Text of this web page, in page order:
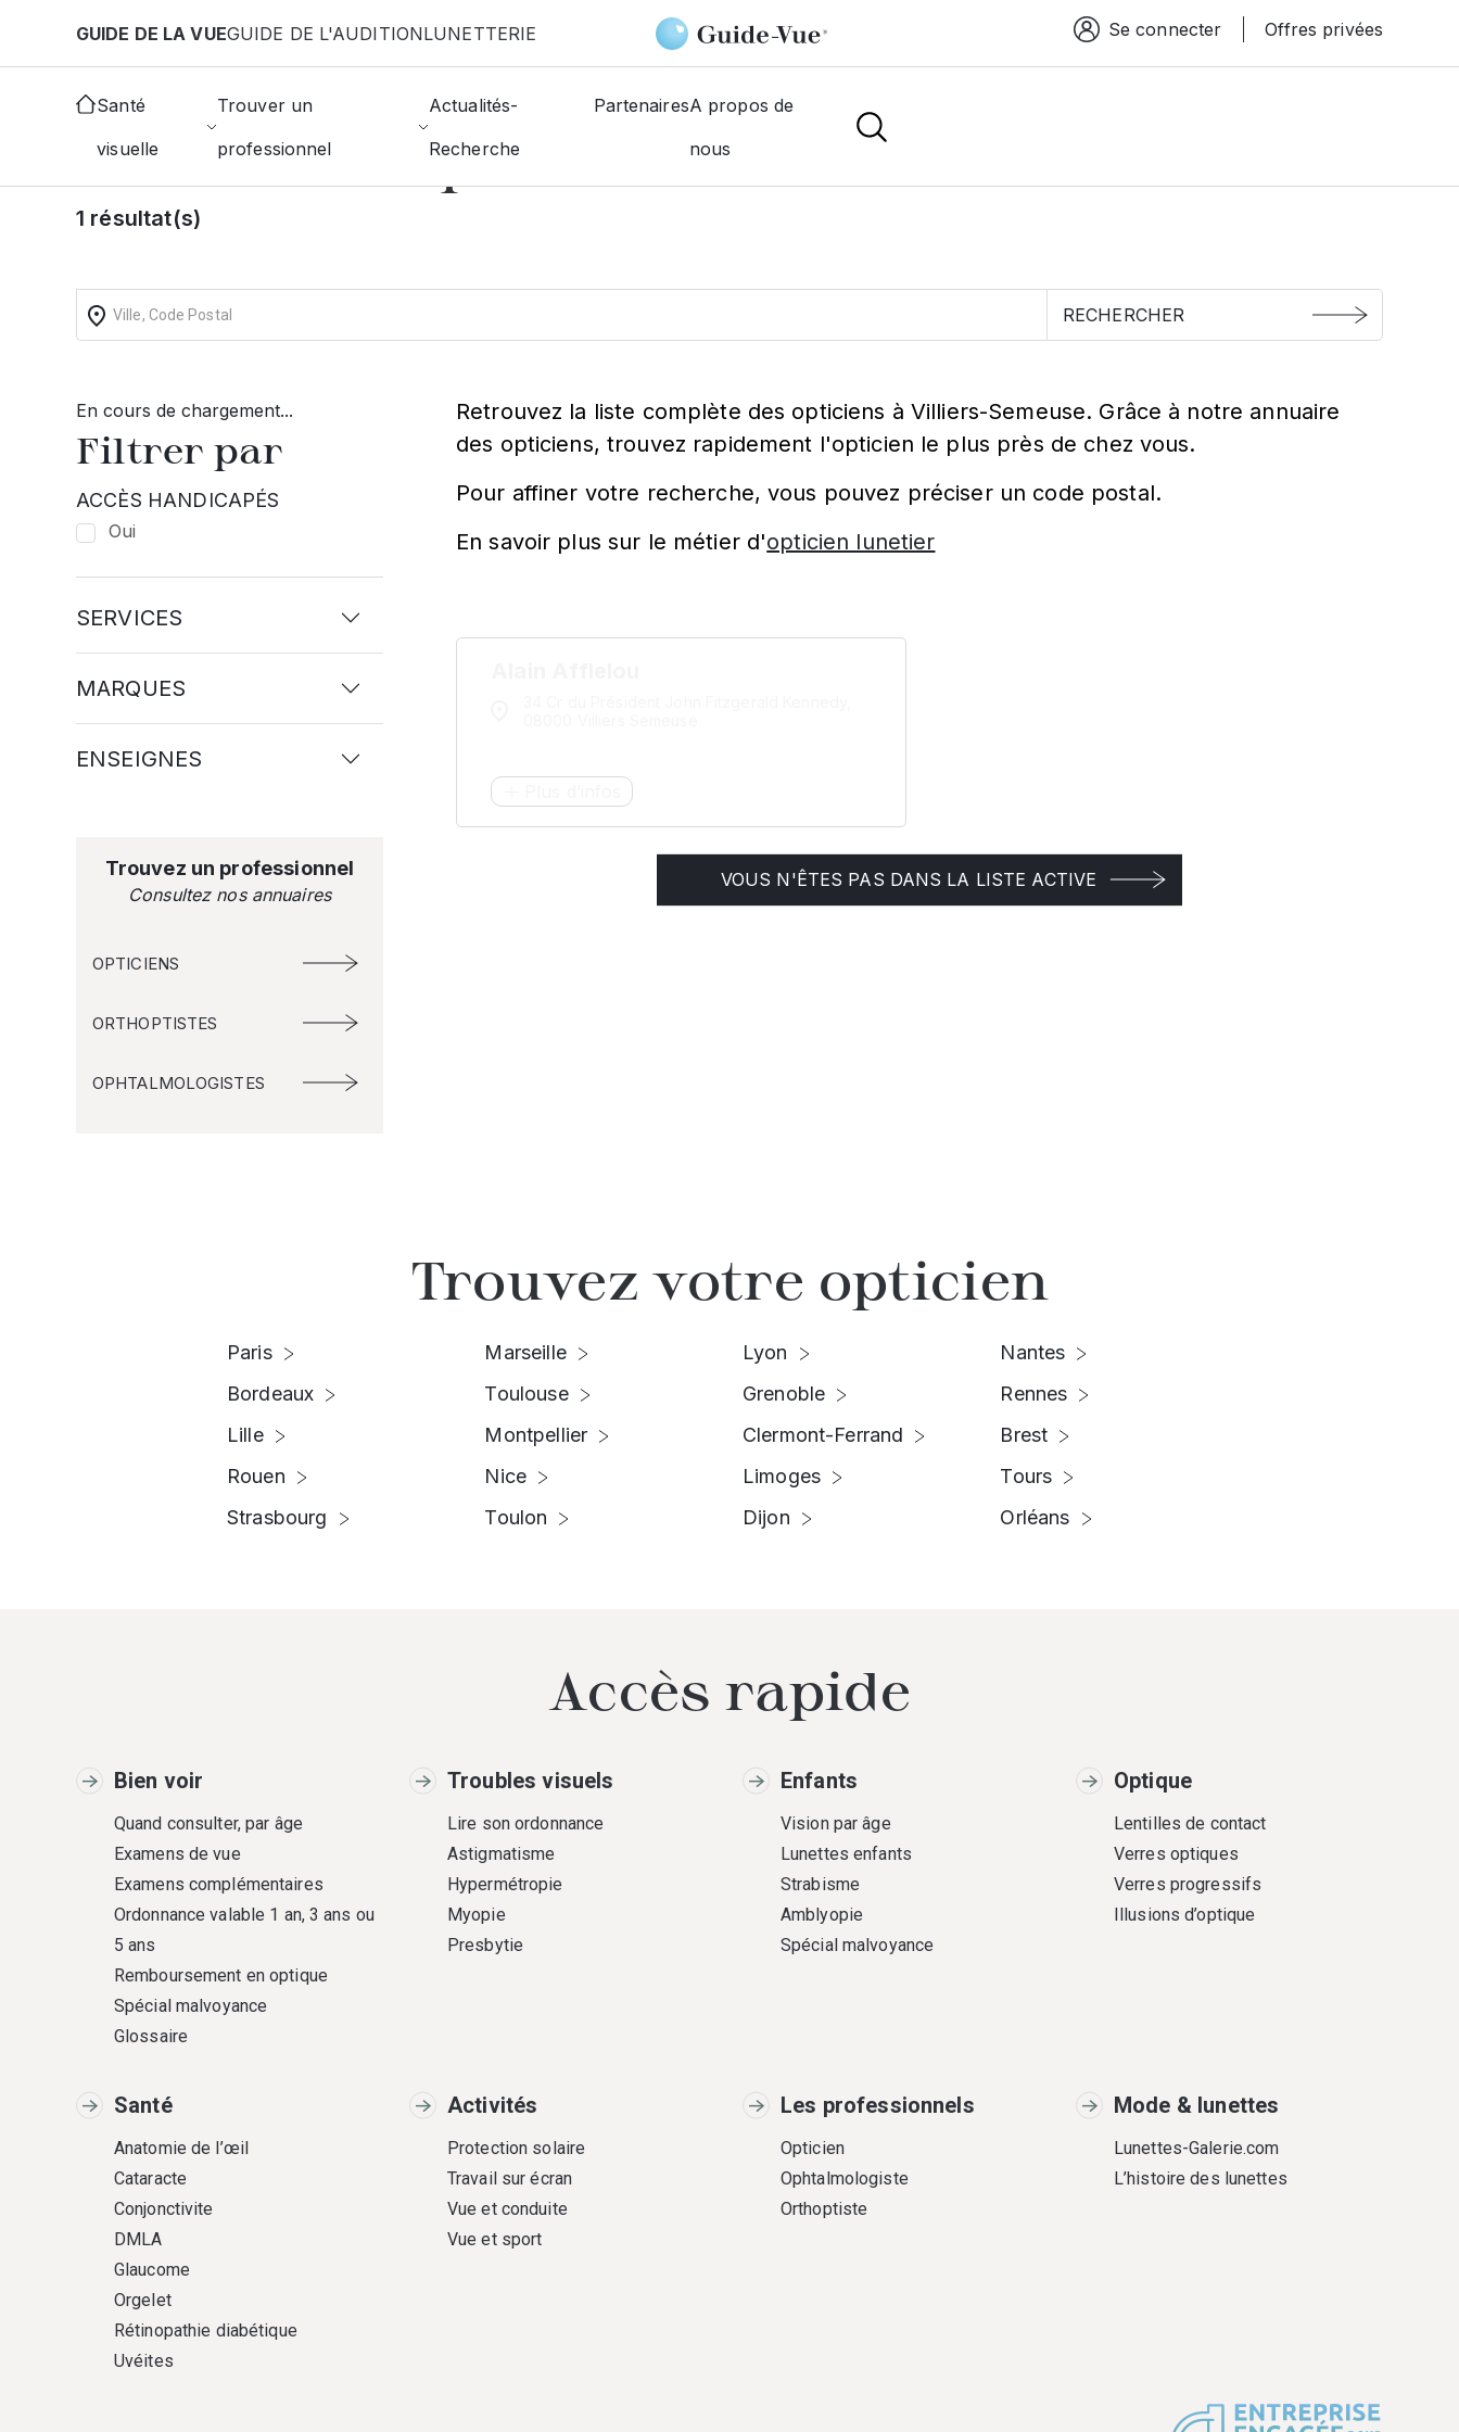
GUIDE DE LA VUEGUIDE DE L'AUDITIONLUNETTERIE Espace connexion
Se connecter Offres privées
Santé
visuelle
Trouver un
professionnel
Actualités-
Recherche
PartenairesA propos de
nous
Accueil Choisir mon opticien Villiers-Semeuse
Trouvez un opticien àVilliers-Semeuse
1 résultat(s)
En cours de chargement...
Filtrer par
ACCÈS HANDICAPÉS
Oui
SERVICES
MARQUES
ENSEIGNES
Trouvez un professionnel
Consultez nos annuaires
OPTICIENS
ORTHOPTISTES
OPHTALMOLOGISTES
Retrouvez la liste complète des opticiens à Villiers-Semeuse. Grâce à notre annuaire
des opticiens, trouvez rapidement l'opticien le plus près de chez vous.
Pour affiner votre recherche, vous pouvez préciser un code postal.
En savoir plus sur le métier d'opticien lunetier
VOUS N'ÊTES PAS DANS LA LISTE ACTIVE
Trouvez votre opticien
Paris
Bordeaux
Lille
Rouen
Strasbourg
Marseille
Toulouse
Montpellier
Nice
Toulon
Lyon
Grenoble
Clermont-Ferrand
Limoges
Dijon
Nantes
Rennes
Brest
Tours
Orléans
Accès rapide
Bien voir
Quand consulter, par âge
Examens de vue
Examens complémentaires
Ordonnance valable 1 an, 3 ans ou
5 ans
Remboursement en optique
Spécial malvoyance
Glossaire
Troubles visuels
Lire son ordonnance
Astigmatisme
Hypermétropie
Myopie
Presbytie
Enfants
Vision par âge
Lunettes enfants
Strabisme
Amblyopie
Spécial malvoyance
Optique
Lentilles de contact
Verres optiques
Verres progressifs
Illusions d’optique
Santé
Anatomie de l’œil
Cataracte
Conjonctivite
DMLA
Glaucome
Orgelet
Rétinopathie diabétique
Uvéites
Activités
Protection solaire
Travail sur écran
Vue et conduite
Vue et sport
Les professionnels
Opticien
Ophtalmologiste
Orthoptiste
Mode & lunettes
Lunettes-Galerie.com
L’histoire des lunettes